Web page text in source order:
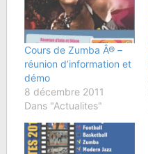
Cours de Zumba Â® –
réunion d’information et
démo
8 décembre 2011
Dans "Actualites"